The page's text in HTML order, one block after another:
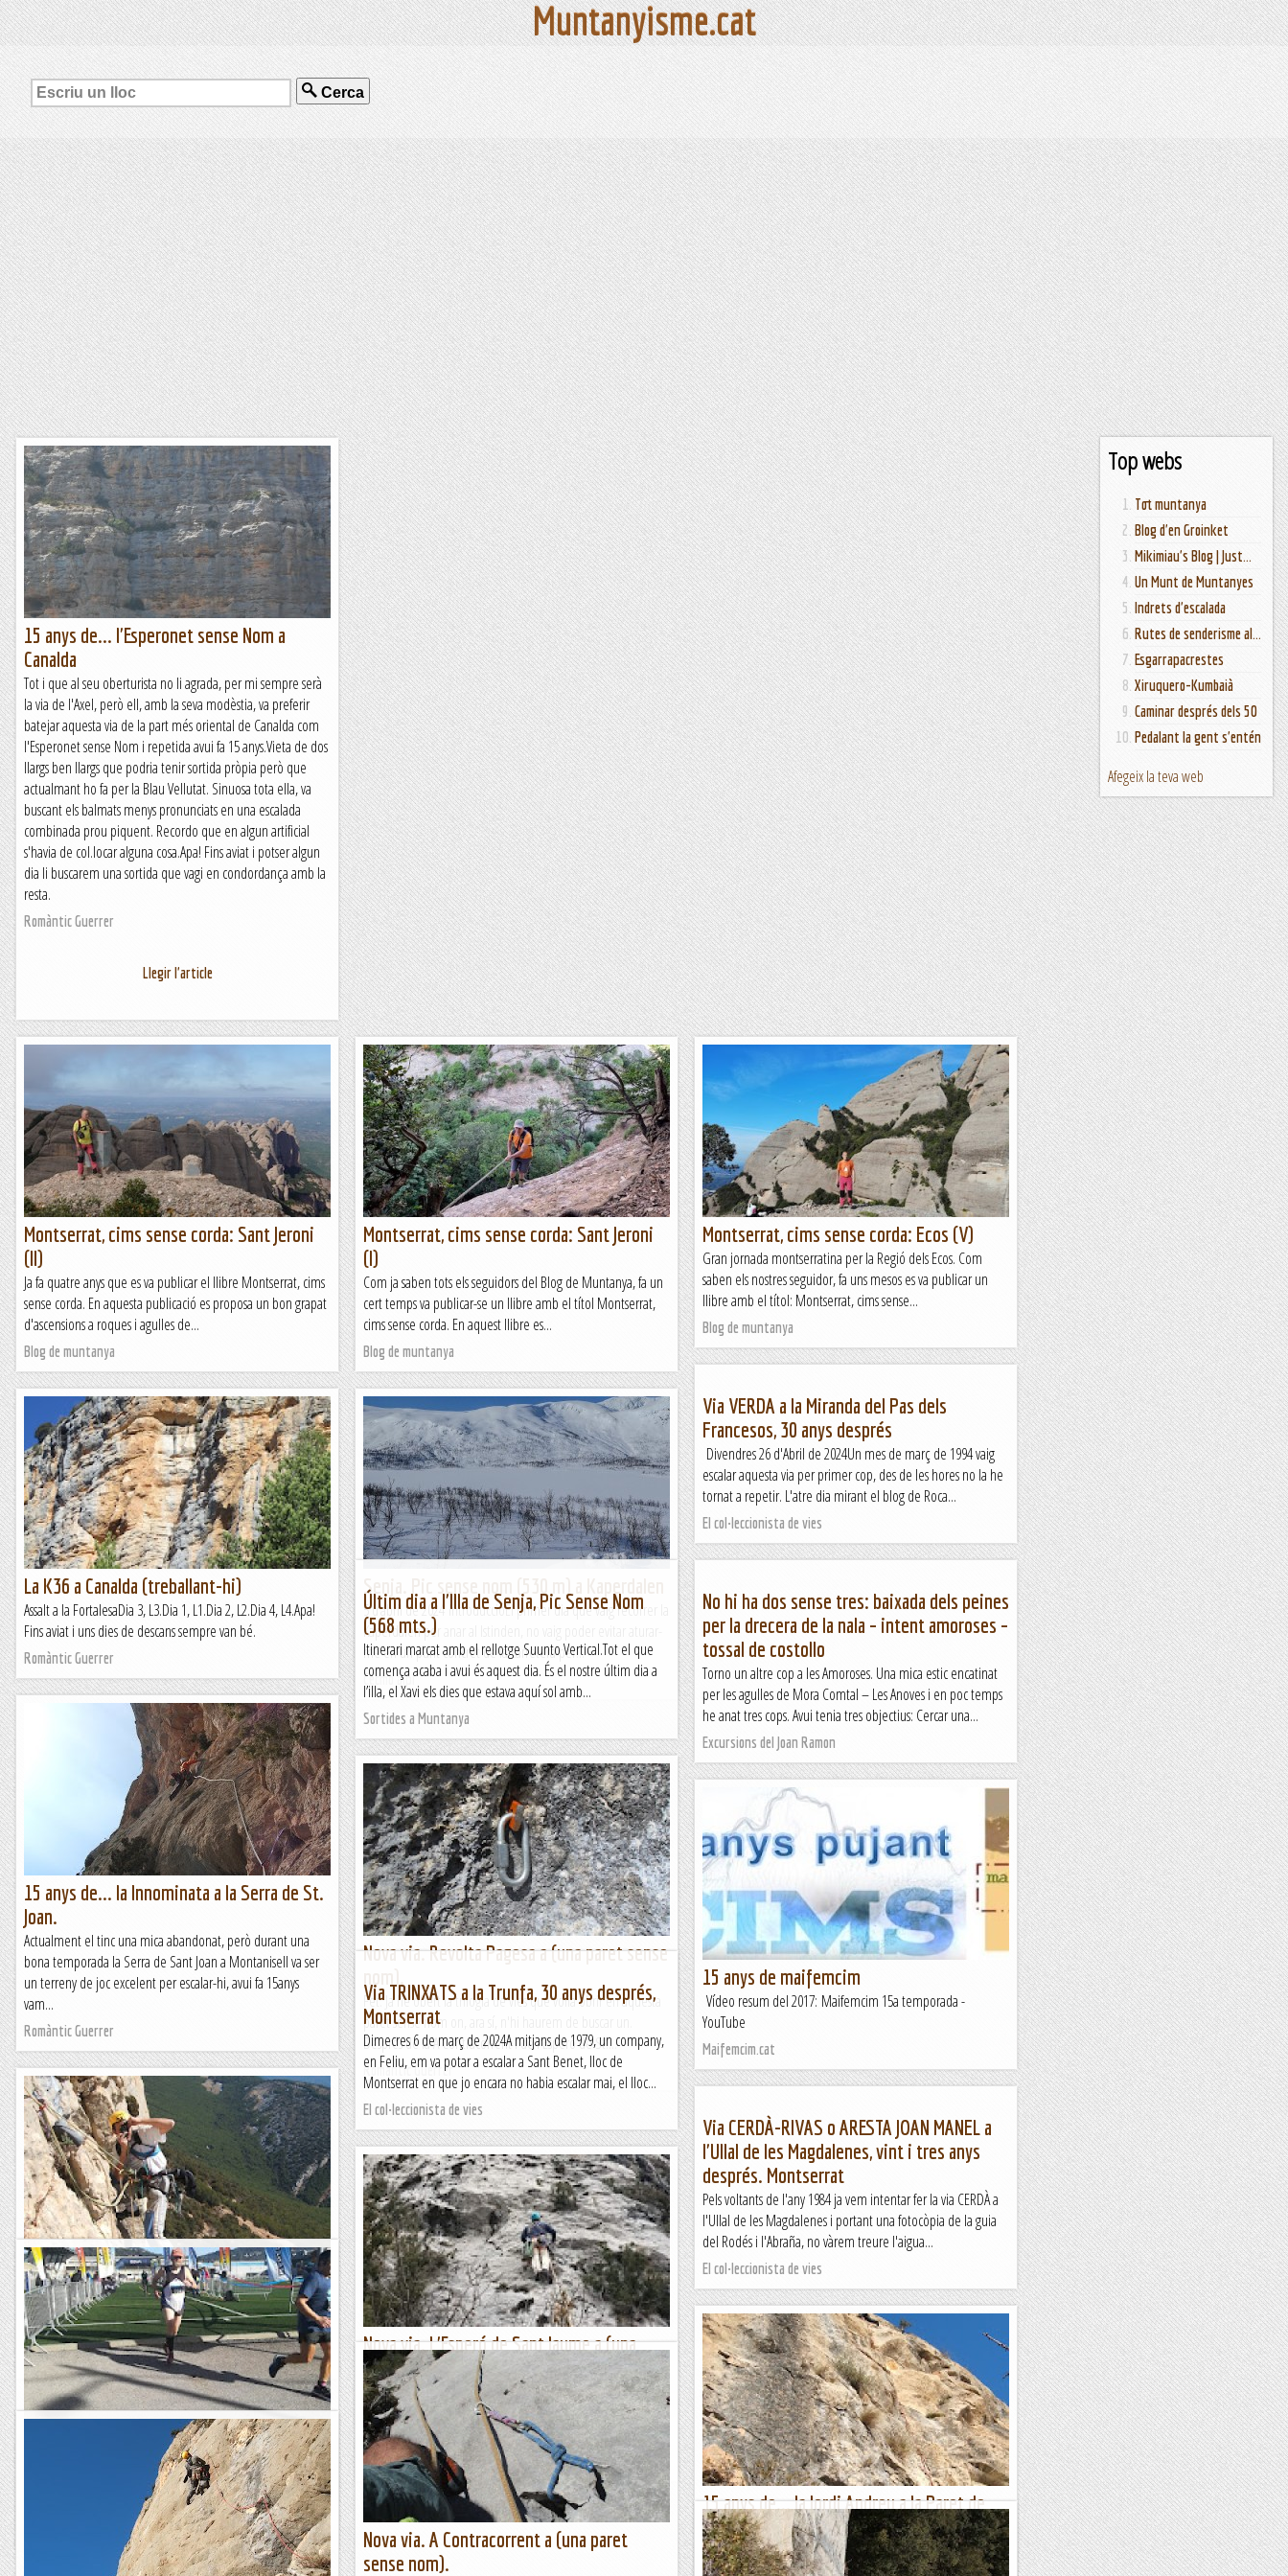
Muntanyisme.cat
Cerca
Top webs
Tot muntanya
Blog d'en Groinket
Mikimiau's Blog | Just...
Un Munt de Muntanyes
Indrets d'escalada
Rutes de senderisme al...
Esgarrapacrestes
Xiruquero-Kumbaià
Caminar després dels 50
Pedalant la gent s'entén
Afegeix la teva web
15 anys de... l'Esperonet sense Nom a
Canalda
Tot i que al seu oberturista no li agrada, per mi sempre serà
la via de l'Axel, però ell, amb la seva modèstia, va preferir
batejar aquesta via de la part més oriental de Canalda com
l'Esperonet sense Nom i repetida avui fa 15 anys.Vieta de dos
llargs ben llargs que podria tenir sortida pròpia però que
actualmant ho fa per la Blau Vellutat. Sinuosa tota ella, va
buscant els balmats menys pronunciats en una escalada
combinada prou piquent. Recordo que en algun artificial
s'havia de col.locar alguna cosa.Apa! Fins aviat i potser algun
dia li buscarem una sortida que vagi en condordança amb la
resta.
Romàntic Guerrer
Llegir l'article
Montserrat, cims sense corda: Sant Jeroni
(II)
Ja fa quatre anys que es va publicar el llibre Montserrat, cims
sense corda. En aquesta publicació es proposa un bon grapat
d'ascensions a roques i agulles de...
Blog de muntanya
Montserrat, cims sense corda: Sant Jeroni
(I)
Com ja saben tots els seguidors del Blog de Muntanya, fa un
cert temps va publicar-se un llibre amb el títol Montserrat,
cims sense corda. En aquest llibre es...
Blog de muntanya
Montserrat, cims sense corda: Ecos (V)
Gran jornada montserratina per la Regió dels Ecos. Com
saben els nostres seguidor, fa uns mesos es va publicar un
llibre amb el títol: Montserrat, cims sense...
Blog de muntanya
Via VERDA a la Miranda del Pas dels
Francesos, 30 anys després
Divendres 26 d'Abril de 2024Un mes de març de 1994 vaig
escalar aquesta via per primer cop, des de les hores no la he
tornat a repetir. L'atre dia mirant el blog de Roca...
El col·leccionista de vies
La K36 a Canalda (treballant-hi)
Assalt a la FortalesaDia 3, L3.Dia 1, L1.Dia 2, L2.Dia 4, L4.Apa!
Fins aviat i uns dies de descans sempre van bé.
Romàntic Guerrer
Senja. Pic sense nom (530 m) a Kaperdalen
5 d’abril de 2024 IntroduccióEl primer dia que vaig recórrer la
Kaperdalen per anar al Istinden, no vaig poder evitar aturar-
me en un punt concret de la carretera per...
Cecmo alpí
Últim dia a l'Illa de Senja, Pic Sense Nom
(568 mts.)
Itinerari marcat amb el rellotge Suunto Vertical.Tot el que
comença acaba i avui és aquest dia. És el nostre últim dia a
l’illa, el Xavi els dies que estava aquí sol amb...
Sortides a Muntanya
No hi ha dos sense tres: baixada dels peines
per la drecera de la nala – intent amoroses –
tossal de costollo
Torno un altre cop a les Amoroses. Una mica estic encatinat
per les agulles de Mora Comtal – Les Anoves i en poc temps
he anat tres cops. Avui tenia tres objectius: Cercar una...
Excursions del Joan Ramon
15 anys de... la Innominata a la Serra de St.
Joan.
Actualment el tinc una mica abandonat, però durant una
bona temporada la Serra de Sant Joan a Montanisell va ser
un terreny de joc excelent per escalar-hi, avui fa 15anys
vam...
Romàntic Guerrer
Nova via. Revolta Pagesa a (una paret sense
Fet. Ja he obert la trilogia de vies que volia obrir en aquesta
paret sense nom on, ara sí, n'hi haurem de buscar un.
Després de la A Contracorrent i de l'Esperó de St....
Romàntic Guerrer
15 anys de maifemcim
Vídeo resum del 2017: Maifemcim 15a temporada -
YouTube
Maifemcim.cat
Via TRINXATS a la Trunfa, 30 anys després,
Montserrat
Dimecres 6 de març de 2024A mitjans de 1979, un company,
en Feliu, em va potar a escalar a Sant Benet, lloc de
Montserrat en que jo encara no habia escalar mai, el lloc...
El col·leccionista de vies
15 anys de... la Niltina al Cap del Ras.
Crec recordar que feia relativament poc que havien obert la
Niltina a Àger quan vam veure la ressenya, tot i així encara
vam tardar un any en anar-la a repetir. Així que,...
Romàntic Guerrer
Via CERDÀ-RIVAS o ARESTA JOAN MANEL a
l'Ullal de les Magdalenes, vint i tres anys
després. Montserrat
Pels voltants de l'any 1984 ja vem intentar fer la via CERDÀ a
l'Ullal de les Magdalenes i portant una fotocòpia de la guia
del Rodés i l'Abraña, no vàrem treure l'aigua...
El col·leccionista de vies
Nova via. L'Esperó de Sant Jaume a (una
paret sense nom).
Després d'obrir la primera via en aquesta paret que encara
no té nom, n'obro la segona amb unes característiques molt
similars: ponts de roca i flotants a dojo, i les...
Romàntic Guerrer
30 anys al Farell són molts anys!
30ª Cursa de Muntanya del Farell 12,2 km. 1-16-13 6-16 x km.
279 metres de desnivell positiu 191 de 268 classificats, 9è de
18 classificats a M6 De nou estic al Farell, i...
Fragments de camins i curses
15 anys de... la Jordi Andreu a la Paret de
l'Ós.
Quan vaig començar a escalar, ja vaig sentir a parlar d'una
Nova via. A Contracorrent a (una paret
sense nom).